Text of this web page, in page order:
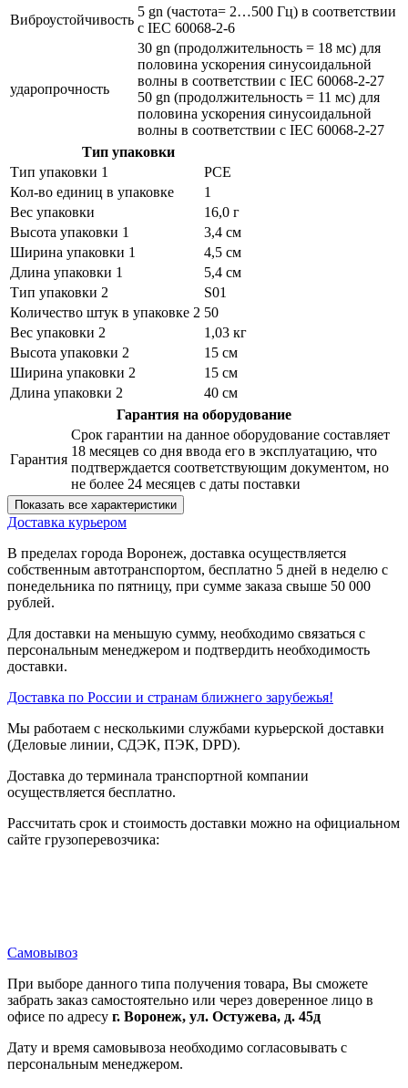
Виброустойчивость
5 gn (частота= 2…500 Гц) в соответствии
с IEC 60068-2-6
ударопрочность
30 gn (продолжительность = 18 мс) для
половина ускорения синусоидальной
волны в соответствии с IEC 60068-2-27
50 gn (продолжительность = 11 мс) для
половина ускорения синусоидальной
волны в соответствии с IEC 60068-2-27
Тип упаковки
Тип упаковки 1
PCE
Кол-во единиц в упаковке
1
Вес упаковки
16,0 г
Высота упаковки 1
3,4 см
Ширина упаковки 1
4,5 см
Длина упаковки 1
5,4 см
Тип упаковки 2
S01
Количество штук в упаковке 2 50
Вес упаковки 2
1,03 кг
Высота упаковки 2
15 см
Ширина упаковки 2
15 см
Длина упаковки 2
40 см
Гарантия на оборудование
Гарантия
Срок гарантии на данное оборудование составляет
18 месяцев со дня ввода его в эксплуатацию, что
подтверждается соответствующим документом, но
не более 24 месяцев с даты поставки
Показать все характеристики
Доставка курьером
В пределах города Воронеж, доставка осуществляется
собственным автотранспортом, бесплатно 5 дней в неделю с
понедельника по пятницу, при сумме заказа свыше 50 000
рублей.
Для доставки на меньшую сумму, необходимо связаться с
персональным менеджером и подтвердить необходимость
доставки.
Доставка по России и странам ближнего зарубежья!
Мы работаем с несколькими службами курьерской доставки
(Деловые линии, СДЭК, ПЭК, DPD).
Доставка до терминала транспортной компании
осуществляется бесплатно.
Рассчитать срок и стоимость доставки можно на официальном
сайте грузоперевозчика:
Самовывоз
При выборе данного типа получения товара, Вы сможете
забрать заказ самостоятельно или через доверенное лицо в
офисе по адресу г. Воронеж, ул. Остужева, д. 45д
Дату и время самовывоза необходимо согласовывать с
персональным менеджером.